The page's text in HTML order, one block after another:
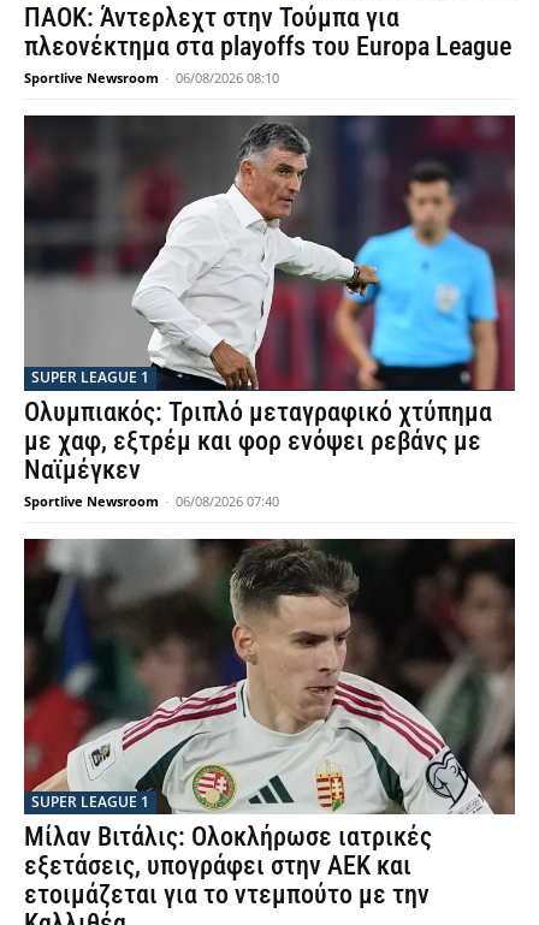
ΠΑΟΚ: Άντερλεχτ στην Τούμπα για
πλεονέκτημα στα playoffs του Europa League
Sportlive Newsroom - 06/08/2026 08:10
SUPER LEAGUE 1
Ολυμπιακός: Τριπλό μεταγραφικό χτύπημα
με χαφ, εξτρέμ και φορ ενόψει ρεβάνς με
Ναϊμέγκεν
Sportlive Newsroom - 06/08/2026 07:40
SUPER LEAGUE 1
Μίλαν Βιτάλις: Ολοκλήρωσε ιατρικές
εξετάσεις, υπογράφει στην ΑΕΚ και
ετοιμάζεται για το ντεμπούτο με την